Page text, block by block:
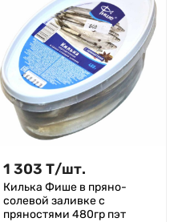
1 303 Т/шт.
Килька Фише в пряно-
солевой заливке с
пряностями 480гр пэт